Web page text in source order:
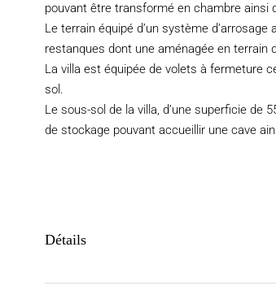
pouvant être transformé en chambre ainsi
Le terrain équipé d’un système
restanques dont une aménagée en terrain
La villa est équipée de volets à fermeture
sol.
Le sous-sol de la villa, d’une superficie de
de stockage pouvant accueillir une cave
Détails